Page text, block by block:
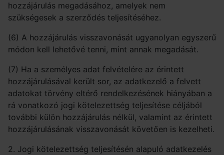
hozzájárulás megadásához, amelyek nem
szükségesek a szerződés teljesítéséhez.
(6) A hozzájárulás visszavonását ugyanolyan egyszerű
módon kell lehetővé tenni, mint annak megadását.
(7) Ha a személyes adat felvételére az érintett
hozzájárulásával került sor, az adatkezelő a felvett
adatokat törvény eltérő rendelkezésének hiányában a
rá vonatkozó jogi kötelezettség teljesítése céljából
további külön hozzájárulás nélkül, valamint az érintett
hozzájárulásának visszavonását követően is kezelheti.
2. Jogi kötelezettség teljesítésén alapuló adatkezelés